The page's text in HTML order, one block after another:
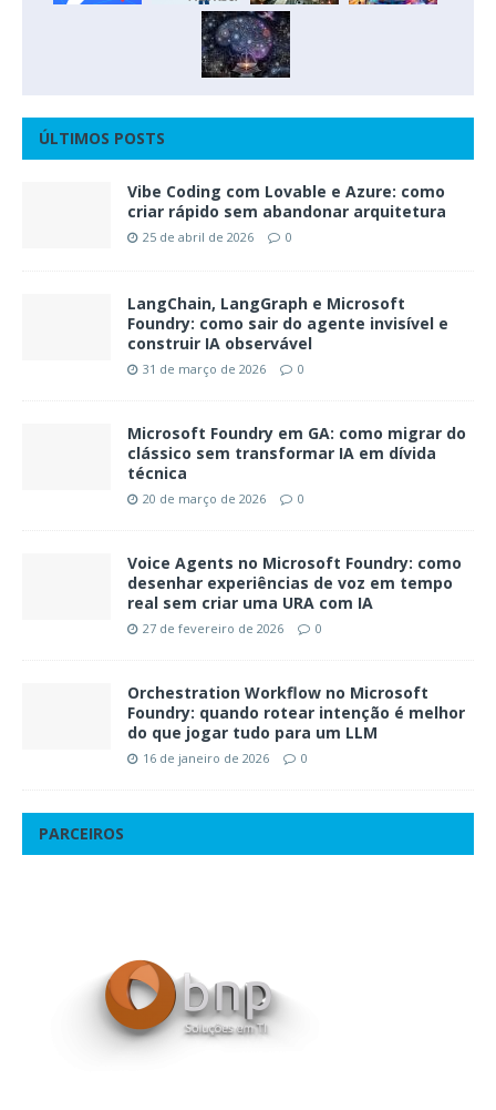
ÚLTIMOS POSTS
Vibe Coding com Lovable e Azure: como
criar rápido sem abandonar arquitetura
25 de abril de 2026 0
LangChain, LangGraph e Microsoft
Foundry: como sair do agente invisível e
construir IA observável
31 de março de 2026 0
Microsoft Foundry em GA: como migrar do
clássico sem transformar IA em dívida
técnica
20 de março de 2026 0
Voice Agents no Microsoft Foundry: como
desenhar experiências de voz em tempo
real sem criar uma URA com IA
27 de fevereiro de 2026 0
Orchestration Workflow no Microsoft
Foundry: quando rotear intenção é melhor
do que jogar tudo para um LLM
16 de janeiro de 2026 0
PARCEIROS